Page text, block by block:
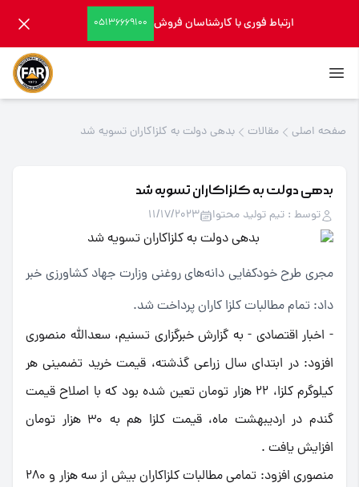
ارتباط فوری با کارشناسان فروش 05136669100
صفحه اصلی مقالات بدهی دولت به کلزاکاران تسویه شد
بدهی دولت به کلزاکاران تسویه شد
توسط : تیم تولید محتوا 11/17/2023
مجری طرح خودکفایی دانه‌های روغنی وزارت جهاد کشاورزی خبر
داد: تمام مطالبات کلزا کاران پرداخت شد.
- اخبار اقتصادی - به گزارش خبرگزاری تسنیم، سعدالله منصوری
افزود: در ابتدای سال زراعی گذشته، قیمت خرید تضمینی هر
کیلوگرم کلزا، 22 هزار تومان تعین شده بود که با اصلاح قیمت
گندم در اردیبهشت ماه، قیمت کلزا هم به 30 هزار تومان
افزایش یافت .
منصوری افزود: تمامی مطالبات کلزاکاران بیش از سه هزار و 280